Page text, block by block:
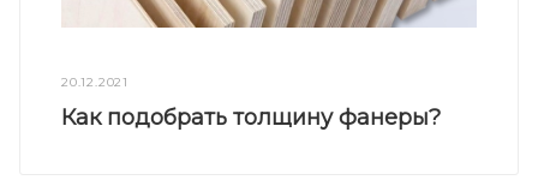
20.12.2021
Как подобрать толщину фанеры?